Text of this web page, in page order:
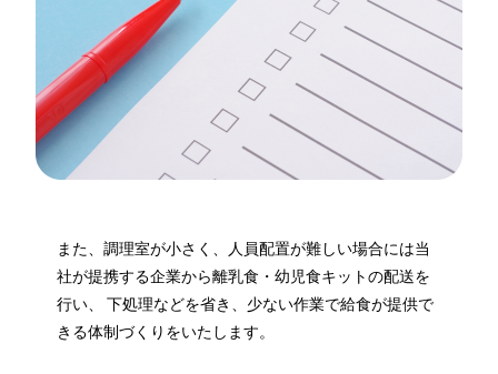
また、調理室が小さく、人員配置が難しい場合には当
社が提携する企業から離乳食・幼児食キットの配送を
行い、
下処理などを省き、少ない作業で給食が提供で
きる体制づくりをいたします。